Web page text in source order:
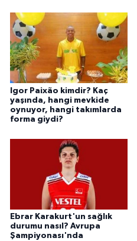
Igor Paixão kimdir? Kaç
yaşında, hangi mevkide
oynuyor, hangi takımlarda
forma giydi?
Ebrar Karakurt'un sağlık
durumu nasıl? Avrupa
Şampiyonası'nda